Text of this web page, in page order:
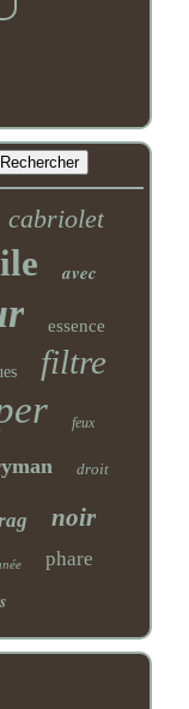
cabriolet
avec
essence
filtre
feux
droit
noir
phare